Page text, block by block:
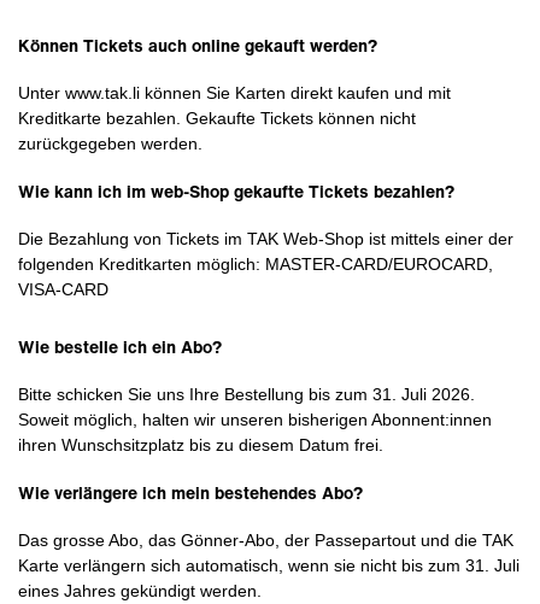
Können Tickets auch online gekauft werden?
Unter www.tak.li können Sie Karten direkt kaufen und mit
Kreditkarte bezahlen. Gekaufte Tickets können nicht
zurückgegeben werden.
Wie kann ich im web-Shop gekaufte Tickets bezahlen?
Die Bezahlung von Tickets im TAK Web-Shop ist mittels einer der
folgenden Kreditkarten möglich: MASTER-CARD/EUROCARD,
VISA-CARD
Wie bestelle ich ein Abo?
Bitte schicken Sie uns Ihre Bestellung bis zum 31. Juli 2026.
Soweit möglich, halten wir unseren bisherigen Abonnent:innen
ihren Wunschsitzplatz bis zu diesem Datum frei.
Wie verlängere ich mein bestehendes Abo?
Das grosse Abo, das Gönner-Abo, der Passepartout und die TAK
Karte verlängern sich automatisch, wenn sie nicht bis zum 31. Juli
eines Jahres gekündigt werden.